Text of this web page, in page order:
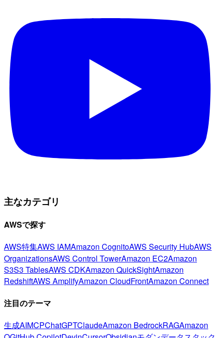
主なカテゴリ
AWSで探す
AWS特集AWS IAMAmazon CognitoAWS Security HubAWS
OrganizationsAWS Control TowerAmazon EC2Amazon
S3S3 TablesAWS CDKAmazon QuickSightAmazon
RedshiftAWS AmplifyAmazon CloudFrontAmazon Connect
注目のテーマ
生成AIMCPChatGPTClaudeAmazon BedrockRAGAmazon